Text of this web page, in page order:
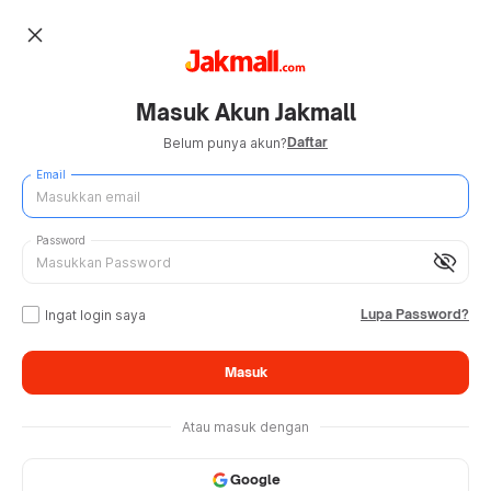
close
Masuk Akun Jakmall
Belum punya akun?Daftar
Email
visibility_off
Password
Ingat login saya Lupa Password?
Masuk
Atau masuk dengan
Google